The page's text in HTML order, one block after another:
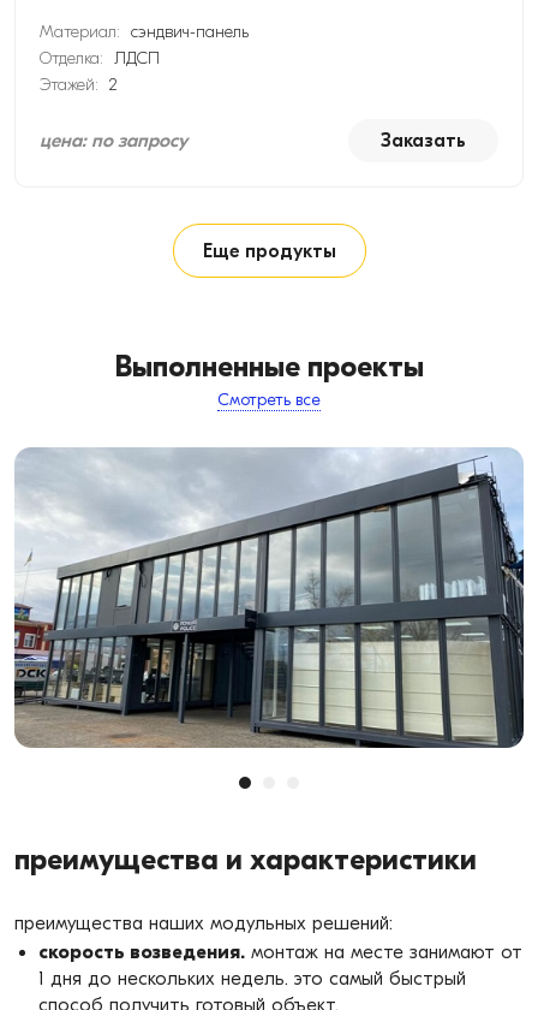
Материал: сэндвич-панель
Отделка: ЛДСП
Этажей: 2
цена: по запросу Заказать
Еще продукты
Выполненные проекты
Смотреть все
преимущества и характеристики
преимущества наших модульных решений:
скорость возведения. монтаж на месте занимают от
1 дня до нескольких недель. это самый быстрый
способ получить готовый объект.